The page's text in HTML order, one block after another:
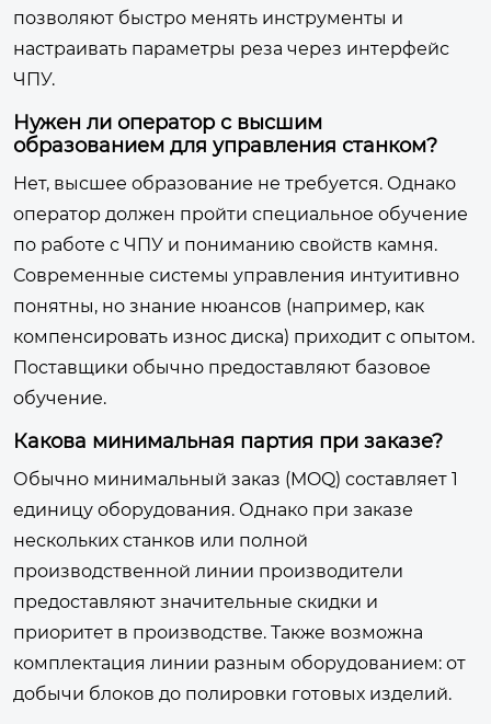
позволяют быстро менять инструменты и
настраивать параметры реза через интерфейс
ЧПУ.
Нужен ли оператор с высшим
образованием для управления станком?
Нет, высшее образование не требуется. Однако
оператор должен пройти специальное обучение
по работе с ЧПУ и пониманию свойств камня.
Современные системы управления интуитивно
понятны, но знание нюансов (например, как
компенсировать износ диска) приходит с опытом.
Поставщики обычно предоставляют базовое
обучение.
Какова минимальная партия при заказе?
Обычно минимальный заказ (MOQ) составляет 1
единицу оборудования. Однако при заказе
нескольких станков или полной
производственной линии производители
предоставляют значительные скидки и
приоритет в производстве. Также возможна
комплектация линии разным оборудованием: от
добычи блоков до полировки готовых изделий.